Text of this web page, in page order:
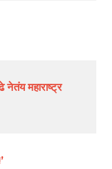
नेतंय महाराष्ट्र